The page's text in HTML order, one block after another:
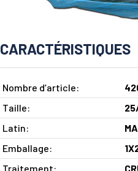
CARACTÉRISTIQUES
Nombre d’article:
Taille:
Latin:
Emballage:
Traitement: